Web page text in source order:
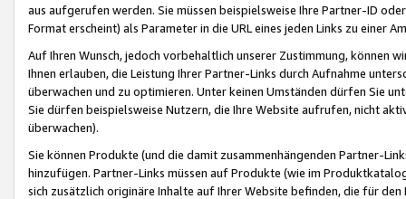
aus aufgerufen werden. Sie müssen beispielsweise Ihre Partner-ID
Format erscheint) als Parameter in die URL eines jeden Links zu einer
Auf Ihren Wunsch, jedoch vorbehaltlich unserer Zustimmung, können
Ihnen erlauben, die Leistung Ihrer Partner-Links durch Aufnahme
überwachen und zu optimieren. Unter keinen Umständen dürfen Sie
Sie dürfen beispielsweise Nutzern, die Ihre Website aufrufen, nicht
überwachen).
Sie können Produkte (und die damit zusammenhängenden Partner-
hinzufügen. Partner-Links müssen auf Produkte (wie im
sich zusätzlich originäre Inhalte auf Ihrer Website befinden, die für